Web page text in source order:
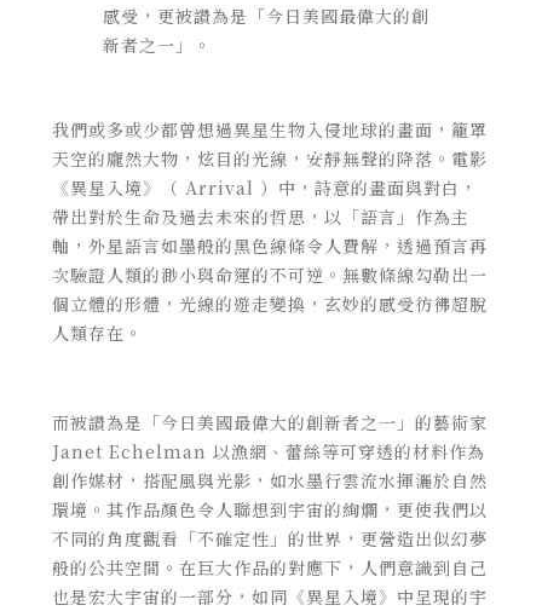
感受，更被讚為是「今日美國最偉大的創
新者之一」。
我們或多或少都曾想過異星生物入侵地球的畫面，籠罩
天空的龐然大物，炫目的光線，安靜無聲的降落。電影
《異星入境》（ Arrival ）中，詩意的畫面與對白，
帶出對於生命及過去未來的哲思，以「語言」作為主
軸，外星語言如墨般的黑色線條令人費解，透過預言再
次驗證人類的渺小與命運的不可逆。無數條線勾勒出一
個立體的形體，光線的遊走變換，玄妙的感受彷彿超脫
人類存在。
而被讚為是「今日美國最偉大的創新者之一」的藝術家
Janet Echelman 以漁網、蕾絲等可穿透的材料作為
創作媒材，搭配風與光影，如水墨行雲流水揮灑於自然
環境 。其作品顏色令人聯想到宇宙的絢爛，更使我們以
不同的角度觀看「不確定性」的世界，更營造出似幻夢
般的公共空間。在巨大作品的對應下，人們意識到自己
也是宏大宇宙的一部分，如同 《異星入境》中呈現的宇